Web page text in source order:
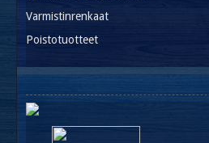
Varmistinrenkaat
Poistotuotteet